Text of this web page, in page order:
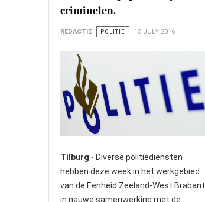
criminelen.
REDACTIE POLITIE 15 JULY 2016
Tilburg - Diverse politiediensten
hebben deze week in het werkgebied
van de Eenheid Zeeland-West Brabant
in nauwe samenwerking met de